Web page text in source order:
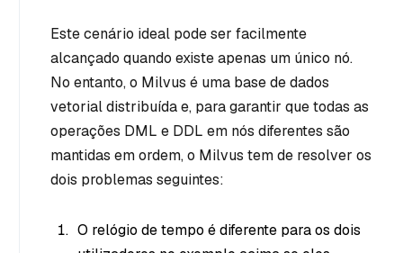
Este cenário ideal pode ser facilmente
alcançado quando existe apenas um único nó.
No entanto, o Milvus é uma base de dados
vetorial distribuída e, para garantir que todas as
operações DML e DDL em nós diferentes são
mantidas em ordem, o Milvus tem de resolver os
dois problemas seguintes:
O relógio de tempo é diferente para os dois